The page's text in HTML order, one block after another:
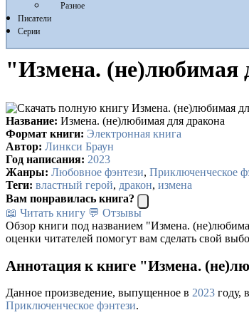
Разное
Писатели
Серии
"Измена. (не)любимая
Название: Измена. (не)любимая для дракона
Формат книги: Электронная книга
Автор: Линкси Браун
Год написания: 2023
Жанры: Любовное фэнтези, Приключенческое
Теги: властный герой, дракон, измена
Вам понравилась книга?
📖 Читать книгу 💬 Отзывы
Обзор книги под названием "Измена.
оценки читателей помогут вам сделать свой
Аннотация к книге "Измена.
Данное произведение, выпущенное в 2023 году,
Приключенческое фэнтези.